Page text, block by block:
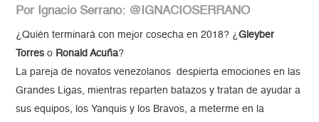
Por Ignacio Serrano: @IGNACIOSERRANO
¿Quién terminará con mejor cosecha en 2018? ¿Gleyber
Torres o Ronald Acuña?
La pareja de novatos venezolanos despierta emociones en las
Grandes Ligas, mientras reparten batazos y tratan de ayudar a
sus equipos, los Yanquis y los Bravos, a meterme en la